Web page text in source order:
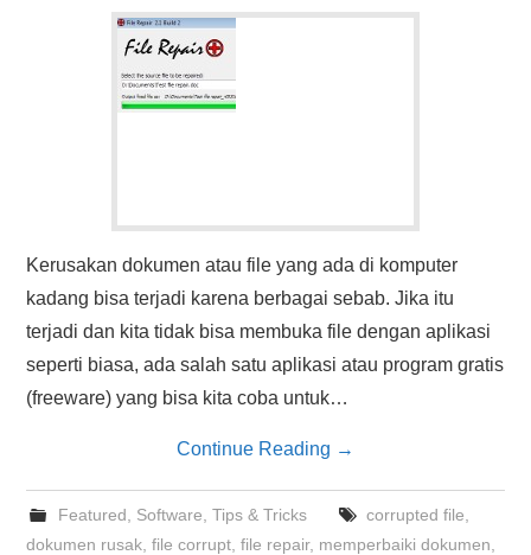
HASIL PENCARIAN
Kerusakan dokumen atau file yang ada di komputer
kadang bisa terjadi karena berbagai sebab. Jika itu
terjadi dan kita tidak bisa membuka file dengan aplikasi
seperti biasa, ada salah satu aplikasi atau program gratis
(freeware) yang bisa kita coba untuk…
Continue Reading →
Featured Software Tips & Tricks corrupted file
dokumen rusak ,file corrupt ,file repair, memperbaiki dokumen